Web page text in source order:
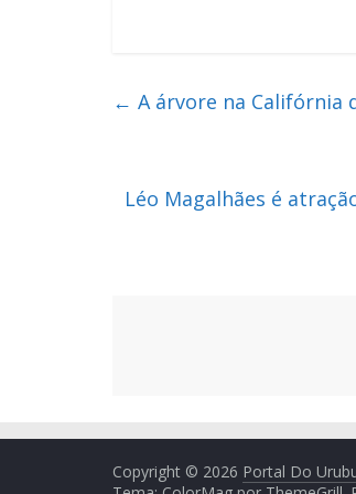
← A árvore na Califórnia
Léo Magalhães é
Copyright © 2026 Portal Do